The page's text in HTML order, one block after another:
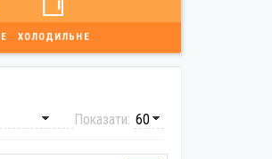
ХОЛОДИЛЬНЕ
Показати: